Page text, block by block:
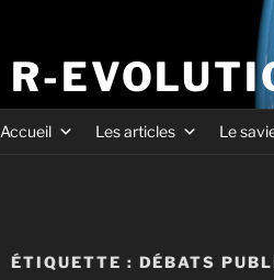
R-
Accueil Les articles Le
ÉTIQUETTE : DÉBATS